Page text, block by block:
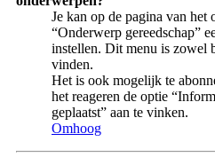
Je kan op de pagina van het
“Onderwerp gereedschap”
instellen. Dit menu is zowel
vinden.
Het is ook mogelijk te
het reageren de optie
geplaatst” aan te vinken.
Omhoog